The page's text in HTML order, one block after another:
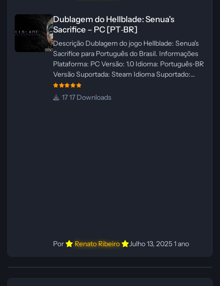
Dublagem do Hellblade: Senua's
Sacrifice – PC [PT‑BR]
Descrição Dublagem do jogo Hellblade: Senua's
Sacrifice para Português do Brasil. Informações
Plataforma: PC Versão: 1.0 Idioma: Português‑BR
Versão Suportada: Steam Idioma Suportado:
Inglês Lançamento: 26/01/2025 Tamanho: 110 MB
Créditos — Central de Traduções
17 Downloads
Por Renato Ribeiro Julho 13, 20251 ano